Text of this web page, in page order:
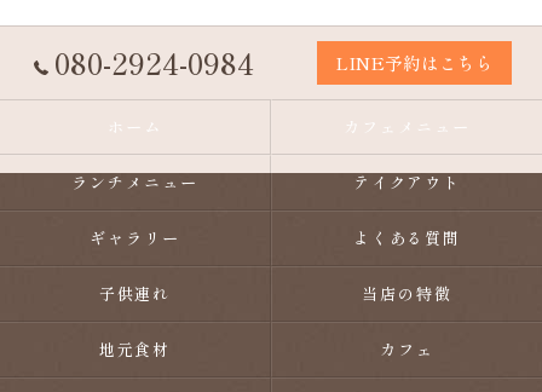
080-2924-0984 LINE予約はこちら
ホーム カフェメニュー
ランチメニュー テイクアウト
ギャラリー よくある質問
子供連れ 当店の特徴
地元食材 カフェ